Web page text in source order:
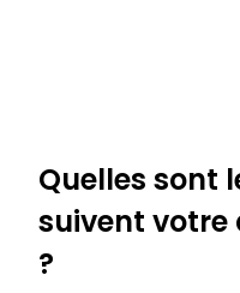
Quelles sont
suivent votre
?